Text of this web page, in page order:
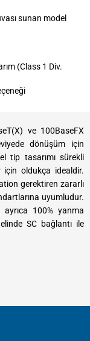
sunan model
(Class 1 Div.
ve 100BaseFX
dönüşüm için
tip tasarımı sürekli
için oldukça idealdir.
gerektiren zararlı
uyumludur.
100% yanma
SC bağlantı ile